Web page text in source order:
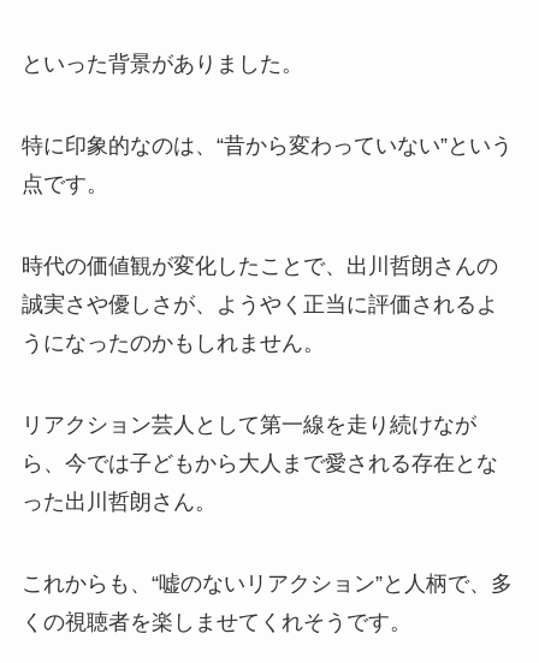
といった背景がありました。
特に印象的なのは、“昔から変わっていない”という
点です。
時代の価値観が変化したことで、出川哲朗さんの
誠実さや優しさが、ようやく正当に評価されるよ
うになったのかもしれません。
リアクション芸人として第一線を走り続けなが
ら、今では子どもから大人まで愛される存在とな
った出川哲朗さん。
これからも、“嘘のないリアクション”と人柄で、多
くの視聴者を楽しませてくれそうです。